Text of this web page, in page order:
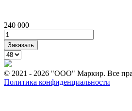
240 000
© 2021 - 2026 "ООО" Маркир. Все
Политика конфиденциальности